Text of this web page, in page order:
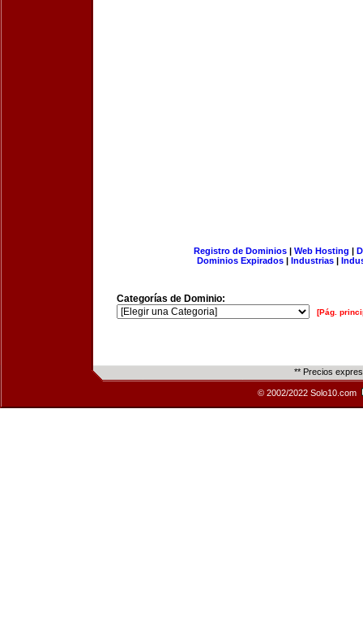
Registro de Dominios| Web Hosting |
Dominios Expirados | Industrias |
Categorías de Dominio:
[Pág.
** Precios
© 2002/2022 Solo10.com